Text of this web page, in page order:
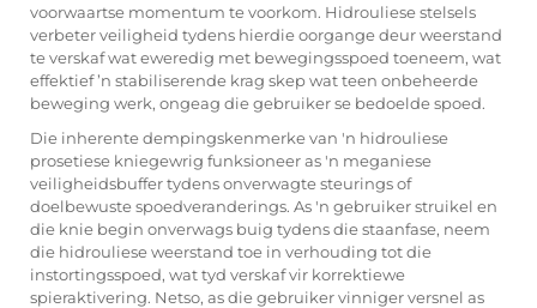
voorwaartse momentum te voorkom. Hidrouliese stelsels
verbeter veiligheid tydens hierdie oorgange deur weerstand
te verskaf wat eweredig met bewegingsspoed toeneem, wat
effektief ’n stabiliserende krag skep wat teen onbeheerde
beweging werk, ongeag die gebruiker se bedoelde spoed.
Die inherente dempingskenmerke van 'n hidrouliese
prosetiese kniegewrig funksioneer as 'n meganiese
veiligheidsbuffer tydens onverwagte steurings of
doelbewuste spoedveranderings. As 'n gebruiker struikel en
die knie begin onverwags buig tydens die staanfase, neem
die hidrouliese weerstand toe in verhouding tot die
instortingsspoed, wat tyd verskaf vir korrektiewe
spieraktivering. Netso, as die gebruiker vinniger versnel as